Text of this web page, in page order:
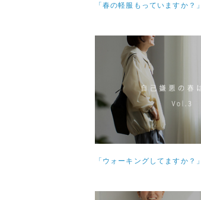
「春の軽服もっていますか？」
「ウォーキングしてますか？」